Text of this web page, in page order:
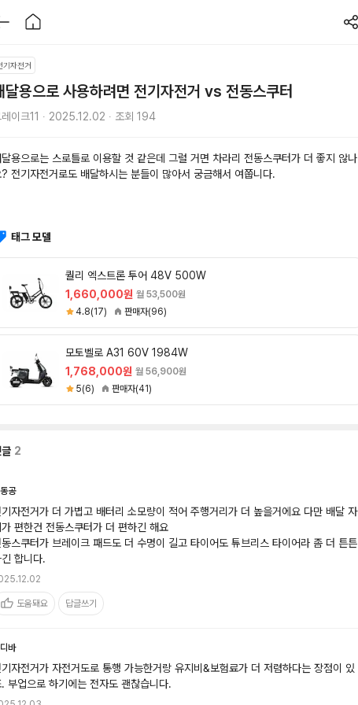
기자전거
달용으로 사용하려면 전기자전거 vs 전동스쿠터
레이크11 ∙ 2025.12.02 ∙ 조회 194
용으로는 스로틀로 이용할 것 같은데 그럴 거면 차라리 전동스쿠터가 더 좋지 않나
전기자전거로도 배달하시는 분들이 많아서 궁금해서 여쭙니다.
태그 모델
퀄리 엑스트론 투어 48V 500W
1,660,000원 월 53,500원
4.8(17)
판매자(96)
모토벨로 A31 60V 1984W
1,768,000원 월 56,900원
5(6)
판매자(41)
2
공
자전거가 더 가볍고 배터리 소모량이 적어 주행거리가 더 높을거에요 다만 배달 자
편한건 전동스쿠터가 더 편하긴 해요
스쿠터가 브레이크 패드도 더 수명이 길고 타이어도 튜브리스 타이어라 좀 더 튼튼
합니다.
도움돼요 답글쓰기
바
자전거가 자전거도로 통행 가능한거랑 유지비&보험료가 더 저렴하다는 장점이 있
부업으로 하기에는 전자도 괜찮습니다.